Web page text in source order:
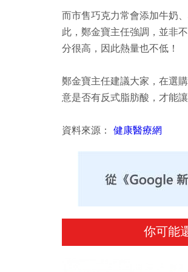
而市售巧克力常會添加牛奶
此，鄭金寶主任強調，並非
分很高，因此熱量也不低！
鄭金寶主任建議大家，在選
意是否有反式脂肪酸，才能
資料來源： 健康醫療網
你可能